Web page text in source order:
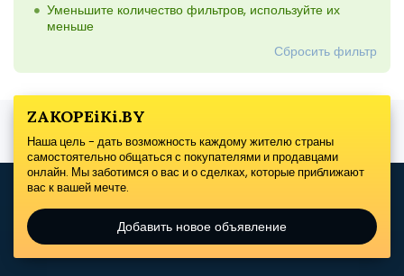
Уменьшите количество фильтров, используйте их
меньше
Сбросить фильтр
ZAKOPEiKi.BY
Наша цель - дать возможность каждому жителю страны
самостоятельно общаться с покупателями и продавцами
онлайн. Мы заботимся о вас и о сделках, которые приближают
вас к вашей мечте.
Добавить новое объявление